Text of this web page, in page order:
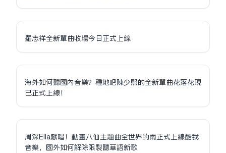
羅志祥全新單曲收場今日正式上線
海外如何聽國內音樂？種地吧陳少熙的全新單曲花落花現
已正式上線！
周深Ella獻唱！動畫八仙主題曲全世界的雨正式上線酷我
音樂，國外如何解除限制聽華語新歌